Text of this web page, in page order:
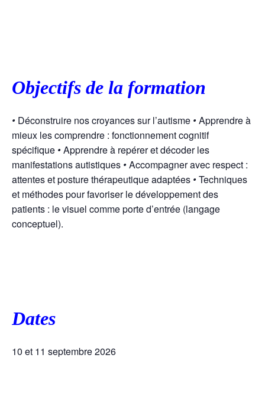
Objectifs de la formation
• Déconstruire nos croyances sur l’autisme •Apprendre à
mieux les comprendre : fonctionnement cognitif
spécifique •Apprendre à repérer et décoder les
manifestations autistiques •Accompagner avec respect :
attentes et posture thérapeutique adaptées •Techniques
et méthodes pour favoriser le développement des
patients : le visuel comme porte d’entrée (langage
conceptuel).
Dates
10 et 11 septembre 2026